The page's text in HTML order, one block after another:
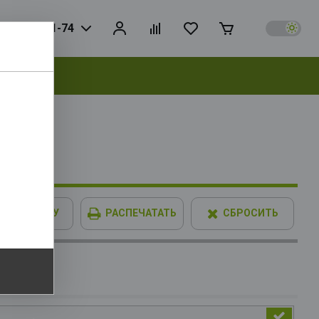
728-81-74
В КОРЗИНУ РАСПЕЧАТАТЬ СБРОСИТЬ